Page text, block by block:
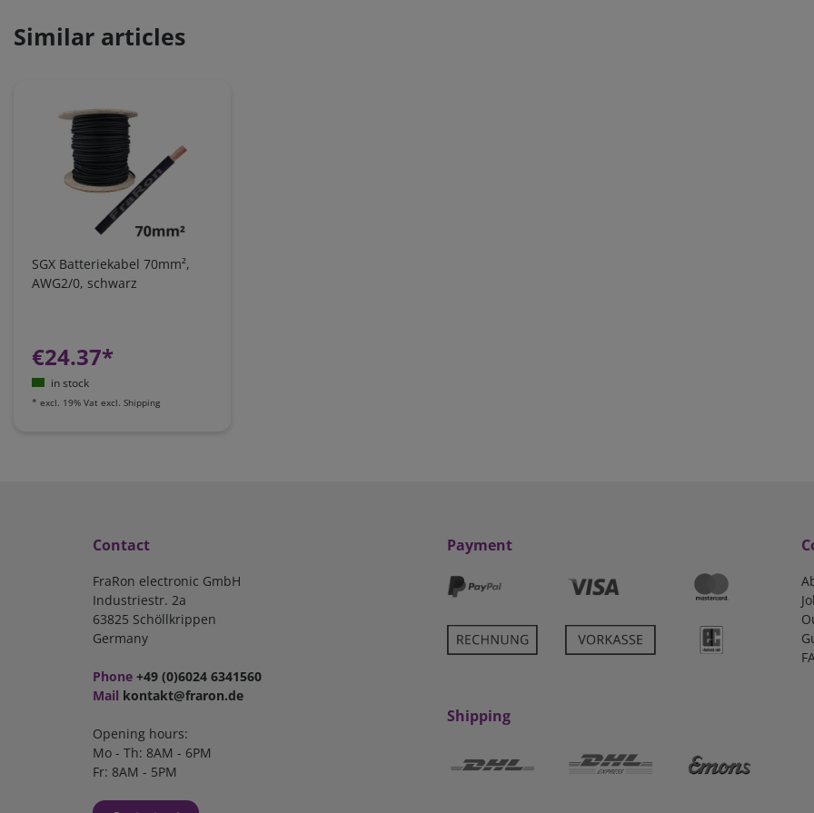
Similar articles
SGX Batteriekabel 70mm²,
AWG2/0, schwarz
€24.37*
in stock
* excl. 19% Vat excl. Shipping
Contact
FraRon electronic GmbH
Industriestr. 2a
63825 Schöllkrippen
Germany
Phone +49 (0)6024 6341560
Mail kontakt@fraron.de
Opening hours:
Mo - Th: 8AM - 6PM
Fr: 8AM - 5PM
Payment
Shipping